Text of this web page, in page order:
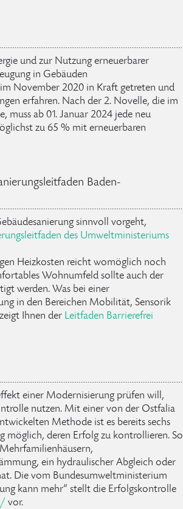
und zur Nutzung erneuerbarer
in Gebäuden
November 2020 in Kraft getreten und
erfahren. Nach der 2. Novelle, die im
muss ab 01. Januar 2024 jede neu
zu 65 % mit erneuerbaren
Baden-
sinnvoll vorgeht,
des Umweltministeriums
Heizkosten reicht womöglich noch
Wohnumfeld sollte auch der
werden. Was bei einer
in den Bereichen Mobilität, Sensorik
Ihnen der Leitfaden Barrierefrei
einer Modernisierung prüfen will,
nutzen. Mit einer von der Ostfalia
Methode ist es bereits sechs
möglich, deren Erfolg zu kontrollieren. So
ein hydraulischer Abgleich oder
Die vom Bundesumweltministerium
kann mehr“ stellt die Erfolgskontrolle
vor.